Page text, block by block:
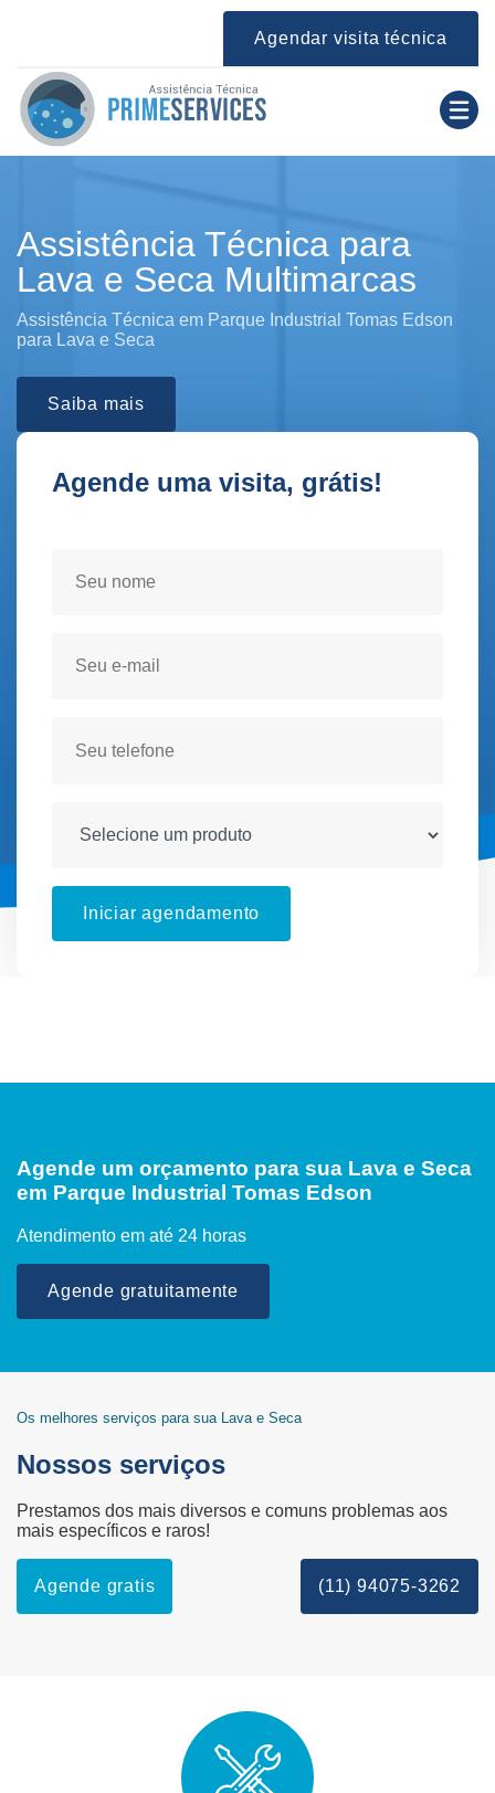
Agendar visita técnica
Assistência Técnica para
Lava e Seca Multimarcas
Assistência Técnica em Parque Industrial Tomas Edson
para Lava e Seca
Saiba mais
Agende uma visita, grátis!
Iniciar agendamento
Agende um orçamento para sua Lava e Seca
em Parque Industrial Tomas Edson
Atendimento em até 24 horas
Agende gratuitamente
Os melhores serviços para sua Lava e Seca
Nossos serviços
Prestamos dos mais diversos e comuns problemas aos
mais específicos e raros!
Agende gratis (11) 94075-3262